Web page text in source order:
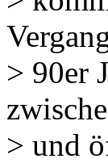
> 90er
> und